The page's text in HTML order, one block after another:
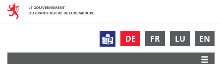
DE FR LU EN